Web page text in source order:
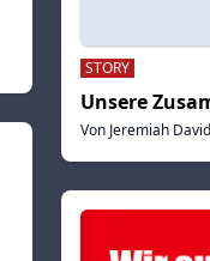
STORY
Unsere
Von Jeremiah David